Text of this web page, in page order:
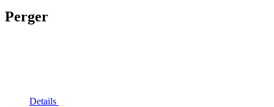
Perger
Details